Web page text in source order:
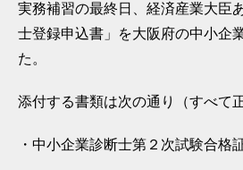
実務補習の最終日、経済産業大臣
士登録申込書」を大阪府の中小企
た。
添付する書類は次の通り（すべて
・中小企業診断士第２次試験合格